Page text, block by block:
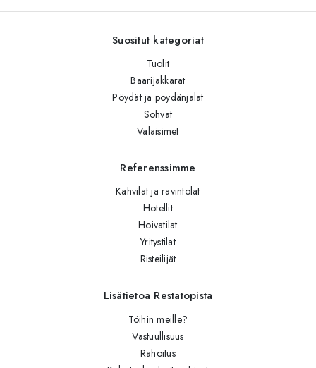
Suositut kategoriat
Tuolit
Baarijakkarat
Pöydät ja pöydänjalat
Sohvat
Valaisimet
Referenssimme
Kahvilat ja ravintolat
Hotellit
Hoivatilat
Yritystilat
Risteilijät
Lisätietoa Restatopista
Töihin meille?
Vastuullisuus
Rahoitus